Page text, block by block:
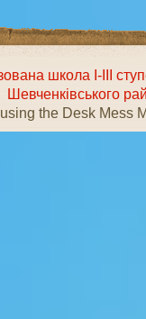
школа І-ІІІ
Шевченківського
the Desk Mess